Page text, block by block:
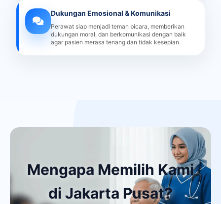
Dukungan Emosional & Komunikasi
Perawat siap menjadi teman bicara, memberikan
dukungan moral, dan berkomunikasi dengan baik
agar pasien merasa tenang dan tidak kesepian.
Mengapa Memilih Kami
di Jakarta Pusat?